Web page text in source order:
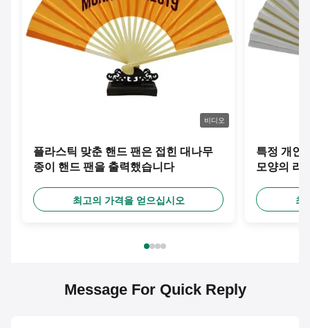
비디오
플라스틱 맞춘 핸드 팬은 접힌 대나무
종이 핸드 팬을 출력했습니다
최고의 가격을 얻으십시오
특정 개인
모양의 리
최
Message For Quick Reply